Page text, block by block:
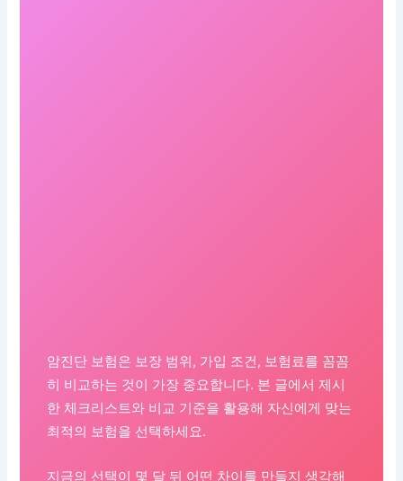
암진단 보험은 보장 범위, 가입 조건, 보험료를 꼼꼼
히 비교하는 것이 가장 중요합니다. 본 글에서 제시
한 체크리스트와 비교 기준을 활용해 자신에게 맞는
최적의 보험을 선택하세요.
지금의 선택이 몇 달 뒤 어떤 차이를 만들지 생각해